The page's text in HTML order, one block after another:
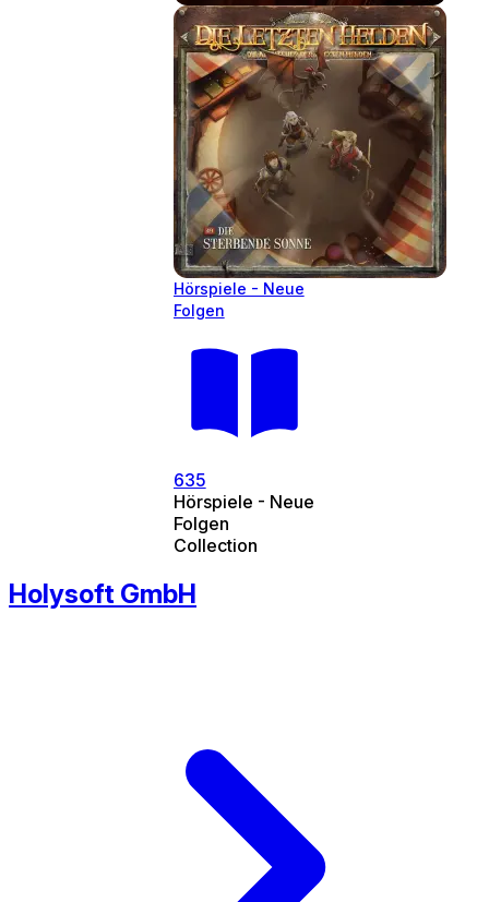
Hörspiele - Neue
Folgen
635
Hörspiele - Neue
Folgen
Collection
Holysoft GmbH